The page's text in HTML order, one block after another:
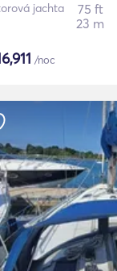
jachta
75 ft
23 m
/noc